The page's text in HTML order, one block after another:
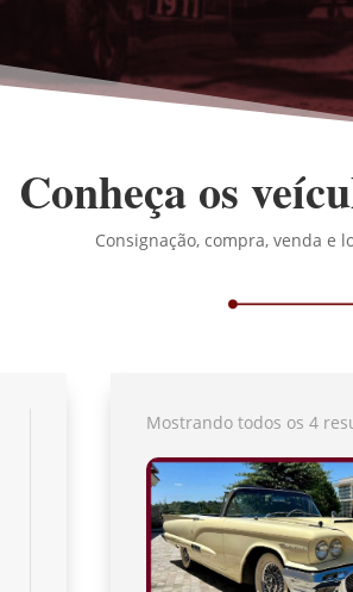
Conheça os
Consignação, compra, venda e
Mostrando todos os 4